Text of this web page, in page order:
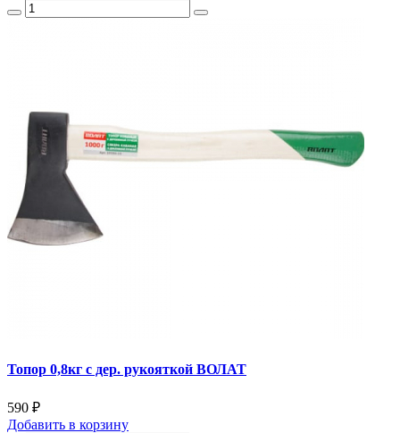
Топор 0,8кг с дер. рукояткой ВОЛАТ
590 ₽
Добавить в корзину